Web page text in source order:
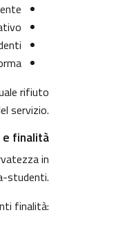
rifiuto
servizio.
finalità
in
studenti.
finalità: